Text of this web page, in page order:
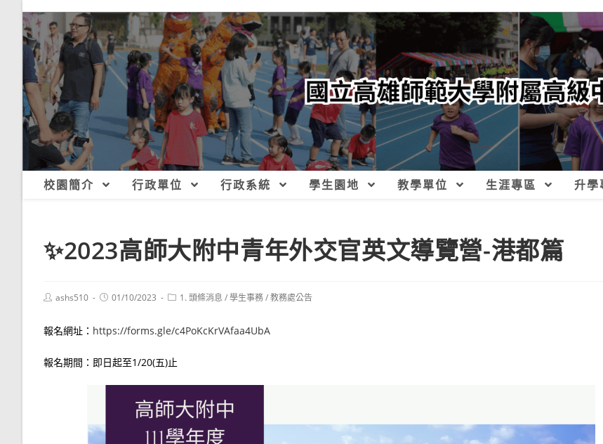
校園簡介 行政單位 行政系統 學生園地 教學單位 生涯專區 升學
✨2023高師大附中青年外交官英文導覽營-港都篇
Postashs510
Post01/10/2023
Post1. 頭條消息 /學生事務/教務處公告
報名網址： https://forms.gle/c4PoKcKrVAfaa4UbA
報名期間：即日起至1/20(五)止